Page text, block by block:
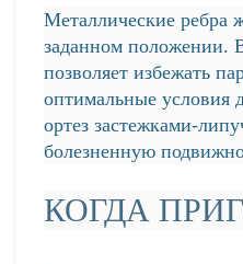
Металлические ребра
заданном положении.
позволяет избежать
оптимальные условия
ортез застежками-
болезненную
КОГДА